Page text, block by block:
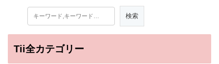
Tii全カテゴリー